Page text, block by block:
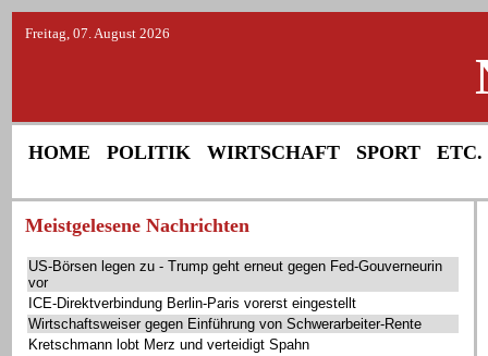
Freitag, 07. August 2026
HOME POLITIK WIRTSCHAFT SPORT ETC.
Meistgelesene Nachrichten
US-Börsen legen zu - Trump geht erneut gegen Fed-Gouverneurin
vor
ICE-Direktverbindung Berlin-Paris vorerst eingestellt
Wirtschaftsweiser gegen Einführung von Schwerarbeiter-Rente
Kretschmann lobt Merz und verteidigt Spahn